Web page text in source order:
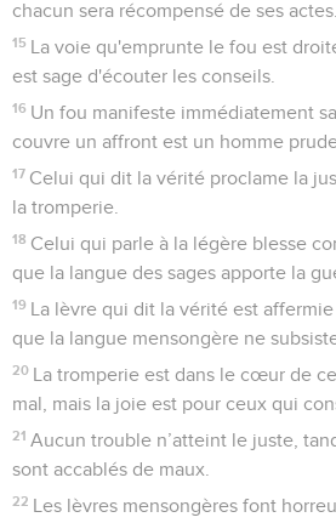
chacun sera récompensé de ses actes.
15 La voie qu'emprunte le fou est
est sage d'écouter les conseils.
16 Un fou manifeste immédiatement
couvre un affront est un homme
17 Celui qui dit la vérité proclame la
la tromperie.
18 Celui qui parle à la légère blesse
que la langue des sages apporte la
19 La lèvre qui dit la vérité est
que la langue mensongère ne
20 La tromperie est dans le cœur de
mal, mais la joie est pour ceux qui
21 Aucun trouble n’atteint le juste,
sont accablés de maux.
22 Les lèvres mensongères font